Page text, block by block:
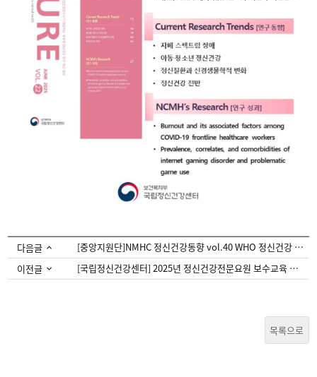
다음글
[중앙지원단]NMHC 정신건강동향 vol.40 WHO 정신건강 정책 및 전략적 실행계획에 대한...
이전글
[국립정신건강센터] 2025년 정신건강전문요원 보수교육 공통과정 안내
목록으로